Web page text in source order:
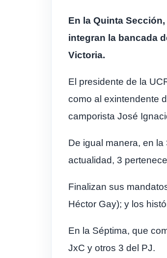
En la Quinta
integran la bancada
Victoria.
El presidente de la
como al exintendente
camporista José
De igual manera, en
actualidad, 3
Finalizan sus
Héctor Gay); y los
En la Séptima, que
JxC y otros 3 del PJ.